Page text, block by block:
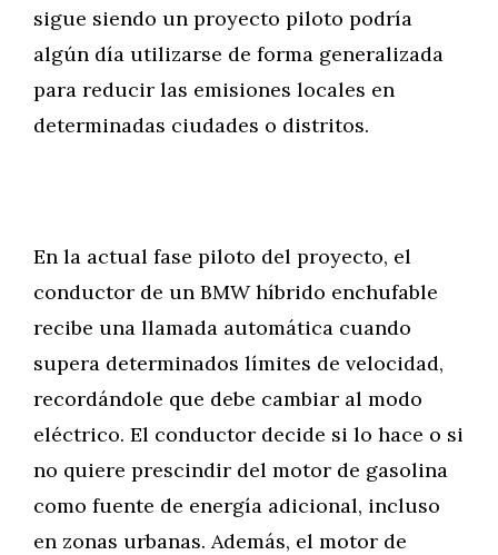
sigue siendo un proyecto piloto podría
algún día utilizarse de forma generalizada
para reducir las emisiones locales en
determinadas ciudades o distritos.
En la actual fase piloto del proyecto, el
conductor de un BMW híbrido enchufable
recibe una llamada automática cuando
supera determinados límites de velocidad,
recordándole que debe cambiar al modo
eléctrico. El conductor decide si lo hace o si
no quiere prescindir del motor de gasolina
como fuente de energía adicional, incluso
en zonas urbanas. Además, el motor de